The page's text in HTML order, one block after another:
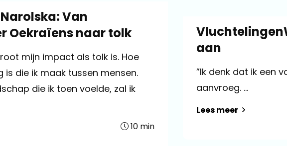
Van
Oekraïens naar tolk
mijn impact als tolk is. Hoe
is die ik maak tussen mensen.
die ik toen voelde, zal ik
10 min
aan
”Ik denk dat ik een
aanvroeg. ...
Lees meer